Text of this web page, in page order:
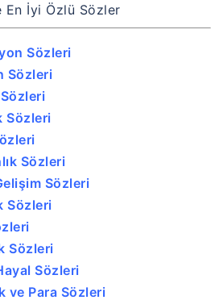
En İyi Özlü Sözler
Sözleri
Sözleri
Sözleri
Sözleri
Sözleri
Sözleri
Sözleri
Sözleri
ve Para Sözleri